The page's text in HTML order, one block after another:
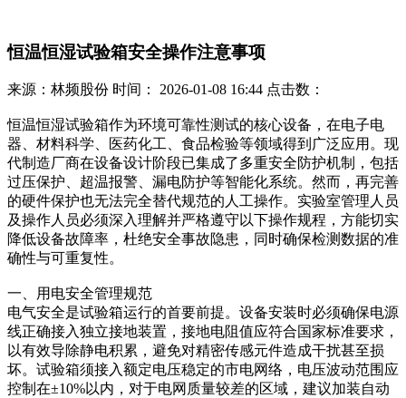
恒温恒湿试验箱安全操作注意事项
来源：林频股份 时间： 2026-01-08 16:44 点击数：
恒温恒湿试验箱作为环境可靠性测试的核心设备，在电子电
器、材料科学、医药化工、食品检验等领域得到广泛应用。现
代制造厂商在设备设计阶段已集成了多重安全防护机制，包括
过压保护、超温报警、漏电防护等智能化系统。然而，再完善
的硬件保护也无法完全替代规范的人工操作。实验室管理人员
及操作人员必须深入理解并严格遵守以下操作规程，方能切实
降低设备故障率，杜绝安全事故隐患，同时确保检测数据的准
确性与可重复性。
一、用电安全管理规范
电气安全是试验箱运行的首要前提。设备安装时必须确保电源
线正确接入独立接地装置，接地电阻值应符合国家标准要求，
以有效导除静电积累，避免对精密传感元件造成干扰甚至损
坏。试验箱须接入额定电压稳定的市电网络，电压波动范围应
控制在±10%以内，对于电网质量较差的区域，建议加装自动